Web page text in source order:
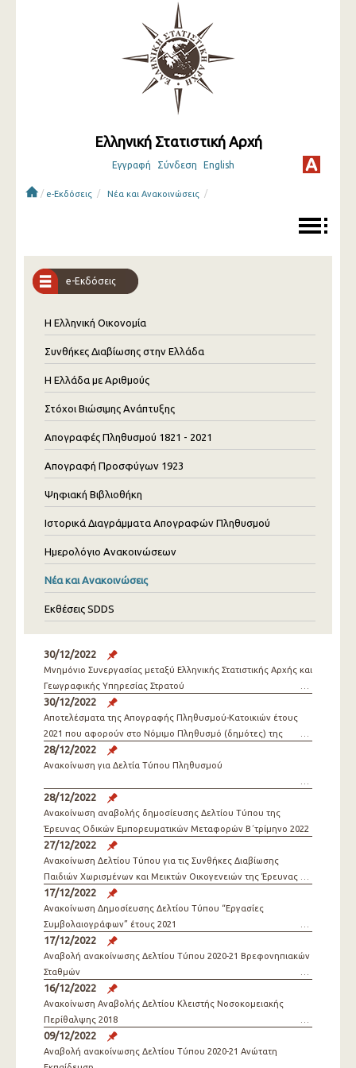
Ελληνική Στατιστική Αρχή
Εγγραφή Σύνδεση English
/ e-Εκδόσεις / Νέα και Ανακοινώσεις /
e-Εκδόσεις
Η Ελληνική Οικονομία
Συνθήκες Διαβίωσης στην Ελλάδα
Η Ελλάδα με Αριθμούς
Στόχοι Βιώσιμης Ανάπτυξης
Απογραφές Πληθυσμού 1821 - 2021
Απογραφή Προσφύγων 1923
Ψηφιακή Βιβλιοθήκη
Ιστορικά Διαγράμματα Απογραφών Πληθυσμού
Ημερολόγιο Ανακοινώσεων
Νέα και Ανακοινώσεις
Εκθέσεις SDDS
30/12/2022
Μνημόνιο Συνεργασίας μεταξύ Ελληνικής Στατιστικής Αρχής και
Γεωγραφικής Υπηρεσίας Στρατού
30/12/2022
Αποτελέσματα της Απογραφής Πληθυσμού-Κατοικιών έτους
2021 που αφορούν στο Νόμιμο Πληθυσμό (δημότες) της
Χώρας.
28/12/2022
Ανακοίνωση για Δελτία Τύπου Πληθυσμού
28/12/2022
Ανακοίνωση αναβολής δημοσίευσης Δελτίου Τύπου της
Έρευνας Οδικών Εμπορευματικών Μεταφορών Β΄τρίμηνο 2022
27/12/2022
Ανακοίνωση Δελτίου Τύπου για τις Συνθήκες Διαβίωσης
Παιδιών Χωρισμένων και Μεικτών Οικογενειών της Έρευνας
SILC 2021
17/12/2022
Ανακοίνωση Δημοσίευσης Δελτίου Τύπου “Εργασίες
Συμβολαιογράφων” έτους 2021
17/12/2022
Αναβολή ανακοίνωσης Δελτίου Τύπου 2020-21 Βρεφονηπιακών
Σταθμών
16/12/2022
Aνακοίνωση Αναβολής Δελτίου Κλειστής Νοσοκομειακής
Περίθαλψης 2018
09/12/2022
Αναβολή ανακοίνωσης Δελτίου Τύπου 2020-21 Ανώτατη